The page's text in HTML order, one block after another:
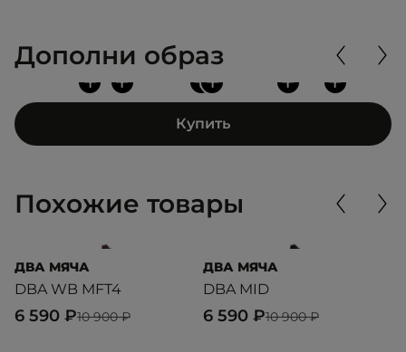
Дополни образ
+
+
+ + +
+
Купить
Похожие товары
ДВА МЯЧА
DBA WB MFT4
10 900 ₽
6 590 ₽
ДВА МЯЧА
DBA MID
10 900 ₽
6 590 ₽